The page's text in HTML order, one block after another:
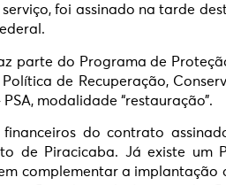
foi assinado na tarde
parte do Programa de
de Recuperação,
modalidade “restauração”.
financeiros do contrato
de Piracicaba. Já existe um
complementar a implantação